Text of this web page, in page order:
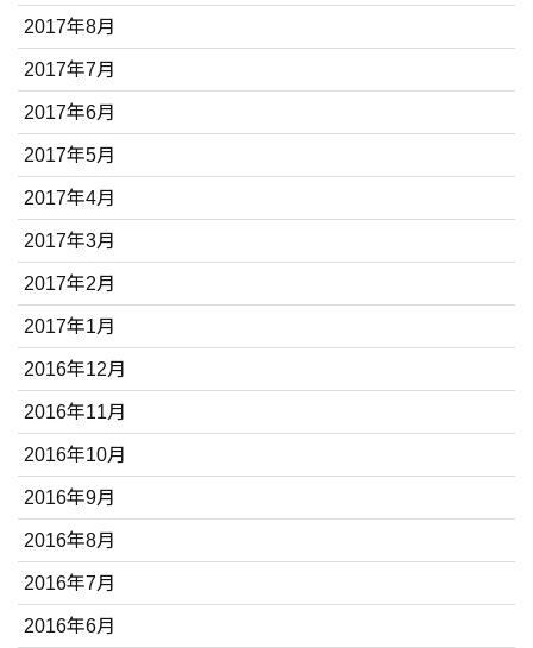
2017年8月
2017年7月
2017年6月
2017年5月
2017年4月
2017年3月
2017年2月
2017年1月
2016年12月
2016年11月
2016年10月
2016年9月
2016年8月
2016年7月
2016年6月